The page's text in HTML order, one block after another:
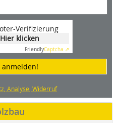
Verifizierung
Hier klicken
FriendlyCaptcha ⇗
anmelden!
Analyse, Widerruf